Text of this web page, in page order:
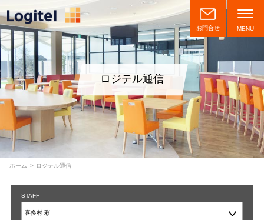
お問合せ MENU
ロジテル通信
ホーム ロジテル通信
STAFF